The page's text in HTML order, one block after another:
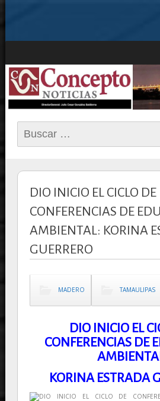
CONCEPTO
Buscar:
DIO INICIO EL CICLO DE
CONFERENCIAS DE
AMBIENTAL: KORINA
GUERRERO
MADERO TAMAULIPAS
DIO INICIO EL
CONFERENCIAS DE
KORINA ESTRADA